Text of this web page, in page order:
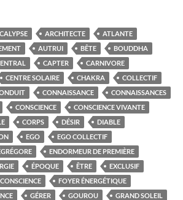
ARCHITECTE
ATLANTE
AUTRUI BÊTE
BOUDDHA
CAPTER
CARNIVORE
CENTRE SOLAIRE CHAKRA
COLLECTIF
CONNAISSANCE
CONNAISSANCES
CONSCIENCE
CONSCIENCE VIVANTE
CORPS DÉSIR
DIABLE
EGO
EGO COLLECTIF
ENDORMEUR DE PREMIÈRE
ÉPOQUE ÊTRE
EXCLUSIF
FOYER ÉNERGÉTIQUE
GÉRER GOUROU
GRAND SOLEIL